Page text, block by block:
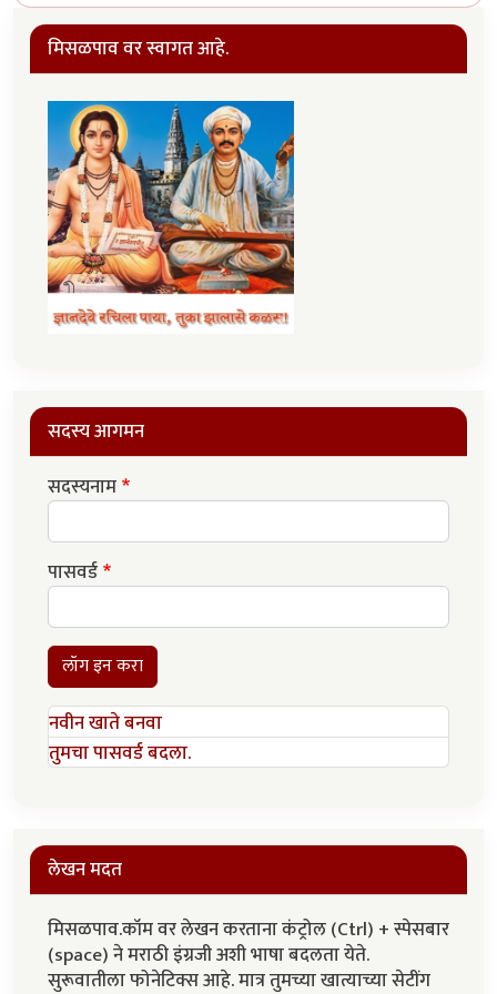
मिसळपाव वर स्वागत आहे.
सदस्य आगमन
सदस्यनाम
पासवर्ड
लॉग इन करा
नवीन खाते बनवा
तुमचा पासवर्ड बदला.
लेखन मदत
मिसळपाव.कॉम वर लेखन करताना कंट्रोल (Ctrl) + स्पेसबार
(space) ने मराठी इंग्रजी अशी भाषा बदलता येते.
सुरूवातीला फोनेटिक्स आहे. मात्र तुमच्या खात्याच्या सेटींग